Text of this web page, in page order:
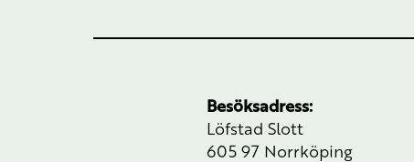
Besöksadress:
Löfstad Slott
605 97 Norrköping